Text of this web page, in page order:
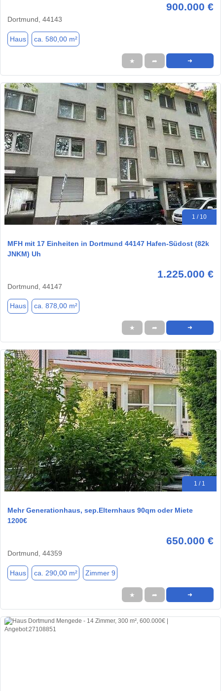
900.000 €
Dortmund, 44143
Haus ca. 580,00 m²
★ ➦ ➜
1 / 10
MFH mit 17 Einheiten in Dortmund 44147 Hafen-Südost (82k
JNKM) Uh
1.225.000 €
Dortmund, 44147
Haus ca. 878,00 m²
★ ➦ ➜
1 / 1
Mehr Generationhaus, sep.Elternhaus 90qm oder Miete
1200€
650.000 €
Dortmund, 44359
Haus ca. 290,00 m² Zimmer 9
★ ➦ ➜